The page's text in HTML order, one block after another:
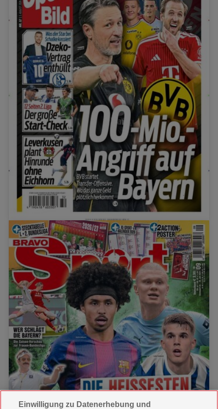
Einwilligung zu Datenerhebung und